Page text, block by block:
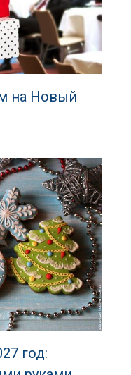
на Новый
год: